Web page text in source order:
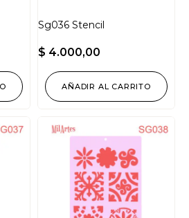
Sg036 Stencil
$ 4.000,00
AÑADIR AL CARRITO